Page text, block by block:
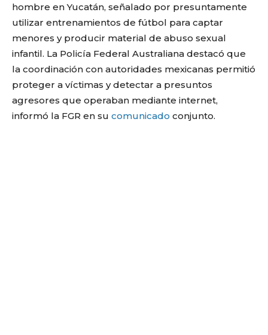
hombre en Yucatán, señalado por presuntamente
utilizar entrenamientos de fútbol para captar
menores y producir material de abuso sexual
infantil. La Policía Federal Australiana destacó que
la coordinación con autoridades mexicanas permitió
proteger a víctimas y detectar a presuntos
agresores que operaban mediante internet,
informó la FGR en su comunicado conjunto.